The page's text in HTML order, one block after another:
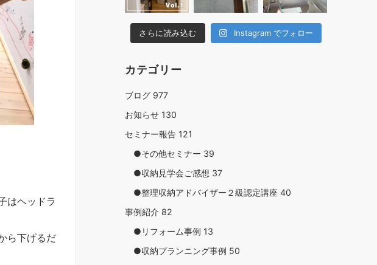
はヘッドラ
ら下げるだ
さらに読み込む Instagram でフォロー
カテゴリー
ブログ 977
お知らせ 130
セミナー報告 121
●その他セミナー 39
●収納見学会ご感想 37
●整理収納アドバイザー２級認定講座 40
事例紹介 82
●リフォーム事例 13
●収納プランニング事例 50